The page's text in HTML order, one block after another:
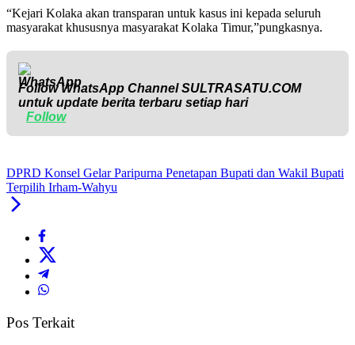
“Kejari Kolaka akan transparan untuk kasus ini kepada seluruh
masyarakat khususnya masyarakat Kolaka Timur,”pungkasnya.
Follow WhatsApp ChannelSULTRASATU.COM
untuk update berita terbaru setiap hari
Follow
DPRD Konsel Gelar Paripurna Penetapan Bupati dan Wakil Bupati
Terpilih Irham-Wahyu
Pos Terkait